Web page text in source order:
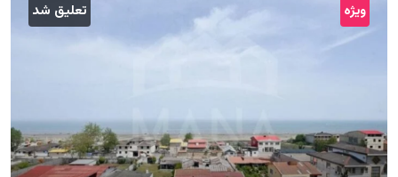
ویژه تعلیق شد